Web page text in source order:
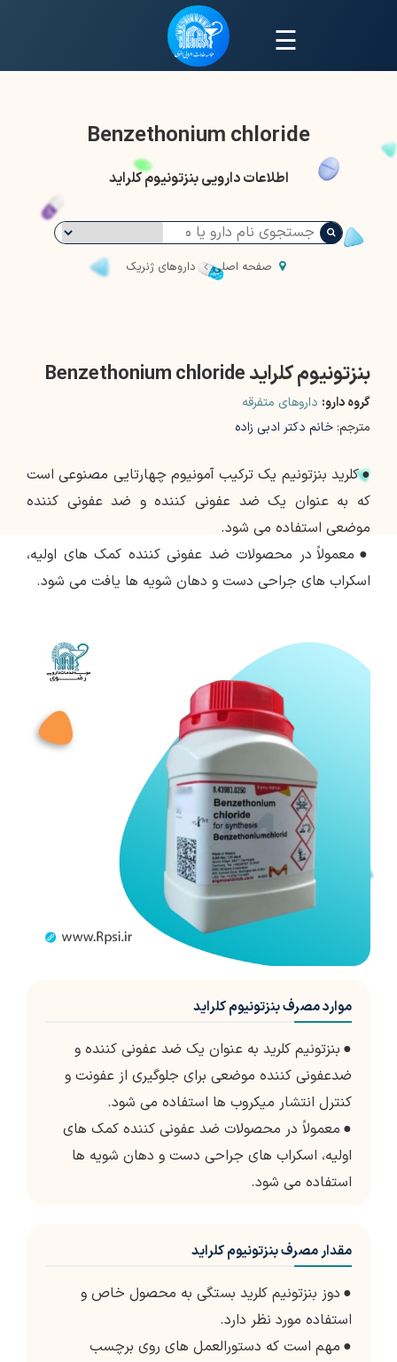
☰
Benzethonium chloride
اطلاعات دارویی بنزتونیوم کلراید
صفحه اصلی داروهای ژنریک
بنزتونیوم کلراید Benzethonium chloride
گروه دارو: داروهای متفرقه
مترجم: خانم دکتر ادبی زاده
●کلرید بنزتونیم یک ترکیب آمونیوم چهارتایی مصنوعی است
که به عنوان یک ضد عفونی کننده و ضد عفونی کننده
موضعی استفاده می شود.
● معمولاً در محصولات ضد عفونی کننده کمک های اولیه،
اسکراب های جراحی دست و دهان شویه ها یافت می شود.
موارد مصرف بنزتونیوم کلراید
● بنزتونیم کلرید به عنوان یک ضد عفونی کننده و
ضدعفونی کننده موضعی برای جلوگیری از عفونت و
کنترل انتشار میکروب ها استفاده می شود.
● معمولاً در محصولات ضد عفونی کننده کمک های
اولیه، اسکراب های جراحی دست و دهان شویه ها
استفاده می شود.
مقدار مصرف بنزتونیوم کلراید
● دوز بنزتونیم کلرید بستگی به محصول خاص و
استفاده مورد نظر دارد.
● مهم است که دستورالعمل های روی برچسب